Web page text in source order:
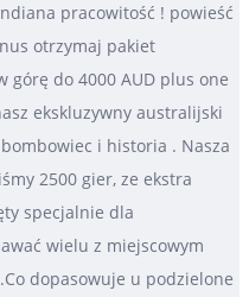
pracowitość ! powieść
otrzymaj pakiet
górę do 4000 AUD plus one
ekskluzywny australijski
i historia . Nasza
2500 gier, ze ekstra
specjalnie dla
wielu z miejscowym
dopasowuje u podzielone